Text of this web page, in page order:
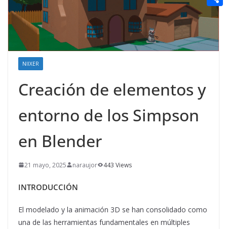
NIIXER
Creación de elementos y
entorno de los Simpson
en Blender
21 mayo, 2025 naraujor 443 Views
INTRODUCCIÓN
El modelado y la animación 3D se han consolidado como
una de las herramientas fundamentales en múltiples
n
e
r
e
e
a
i
l
d
dm